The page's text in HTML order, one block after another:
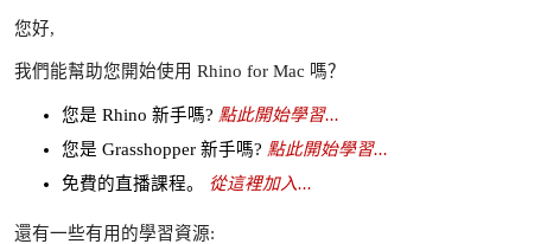
您好,
我們能幫助您開始使用 Rhino for Mac 嗎？
您是 Rhino 新手嗎? 點此開始學習...
您是 Grasshopper 新手嗎? 點此開始學習...
免費的直播課程。
從這裡加入...
還有一些有用的學習資源: